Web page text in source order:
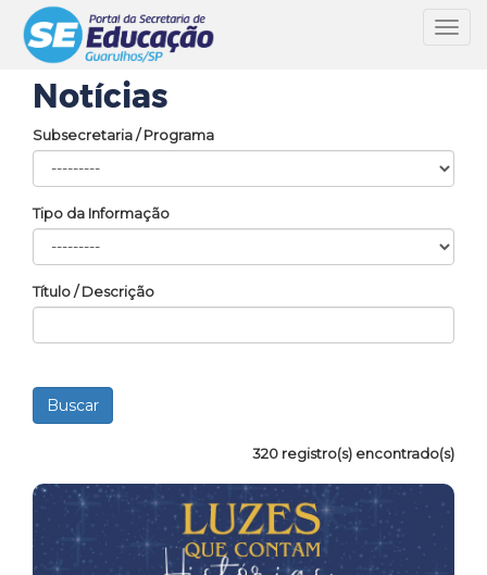
Notícias
Subsecretaria / Programa
Tipo da Informação
Título / Descrição
320 registro(s) encontrado(s)